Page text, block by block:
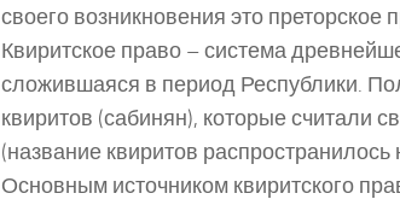
своего возникновения это преторское
Квиритское право – система
сложившаяся в период Республики.
квиритов (сабинян), которые считали
(название квиритов
Основным источником квиритского